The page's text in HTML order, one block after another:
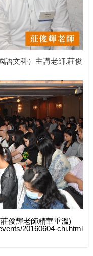
語文科）主講老師:莊俊
俊輝老師精華重溫)
20160604-chi.html